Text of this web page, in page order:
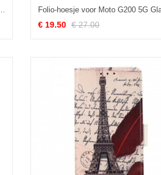
5G Transparant Imak
€ 19.50 € 27.00